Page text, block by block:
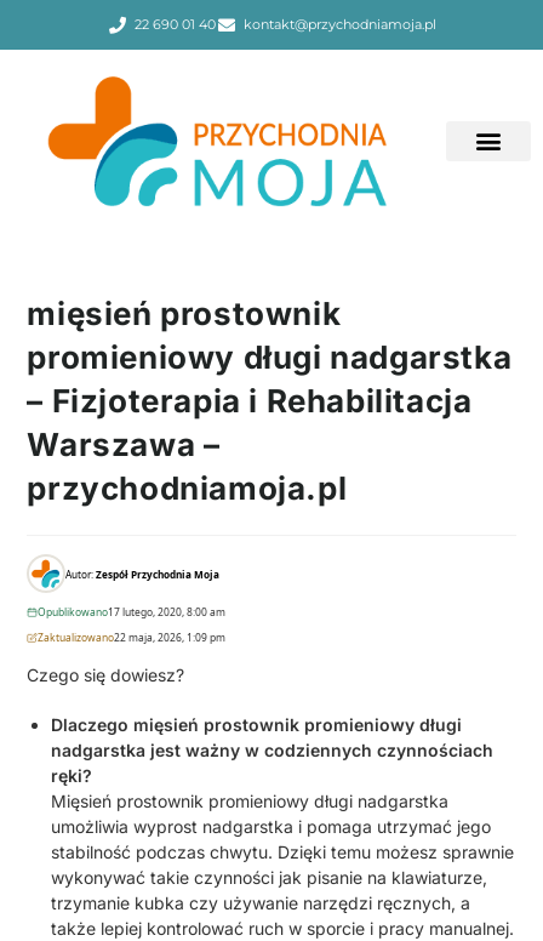
22 690 01 40 kontakt@przychodniamoja.pl
mięsień prostownik
promieniowy długi nadgarstka
– Fizjoterapia i Rehabilitacja
Warszawa –
przychodniamoja.pl
Autor:Zespół Przychodnia Moja
Opublikowano17 lutego, 2020, 8:00 am
Zaktualizowano22 maja, 2026, 1:09 pm
Czego się dowiesz?
Dlaczego mięsień prostownik promieniowy długi
nadgarstka jest ważny w codziennych czynnościach
ręki?
Mięsień prostownik promieniowy długi nadgarstka
umożliwia wyprost nadgarstka i pomaga utrzymać jego
stabilność podczas chwytu. Dzięki temu możesz sprawnie
wykonywać takie czynności jak pisanie na klawiaturze,
trzymanie kubka czy używanie narzędzi ręcznych, a
także lepiej kontrolować ruch w sporcie i pracy manualnej.